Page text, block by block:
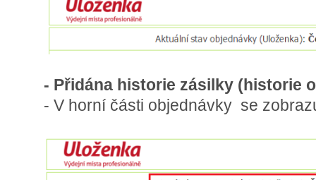
- Přidána historie zásilky (historie
- V horní části objednávky se